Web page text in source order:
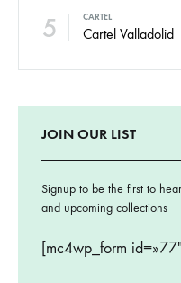
5 CARTEL
Cartel Valladolid
JOIN OUR LIST
Signup to be the first to
and upcoming collections
[mc4wp_form